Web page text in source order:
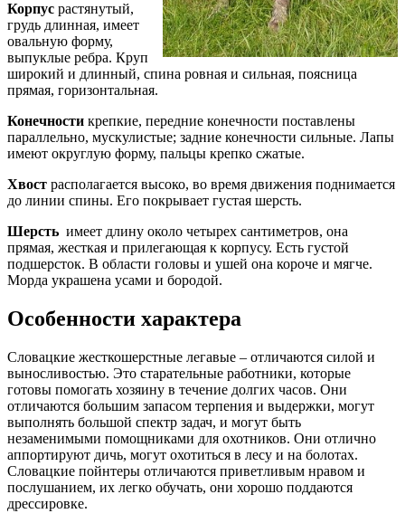
Корпус растянутый,
грудь длинная, имеет
овальную форму,
выпуклые ребра. Круп
широкий и длинный, спина ровная и сильная, поясница
прямая, горизонтальная.
Конечности крепкие, передние конечности поставлены
параллельно, мускулистые; задние конечности сильные. Лапы
имеют округлую форму, пальцы крепко сжатые.
Хвост располагается высоко, во время движения поднимается
до линии спины. Его покрывает густая шерсть.
Шерсть имеет длину около четырех сантиметров, она
прямая, жесткая и прилегающая к корпусу. Есть густой
подшерсток. В области головы и ушей она короче и мягче.
Морда украшена усами и бородой.
Особенности характера
Словацкие жесткошерстные легавые – отличаются силой и
выносливостью. Это старательные работники, которые
готовы помогать хозяину в течение долгих часов. Они
отличаются большим запасом терпения и выдержки, могут
выполнять большой спектр задач, и могут быть
незаменимыми помощниками для охотников. Они отлично
аппортируют дичь, могут охотиться в лесу и на болотах.
Словацкие пойнтеры отличаются приветливым нравом и
послушанием, их легко обучать, они хорошо поддаются
дрессировке.